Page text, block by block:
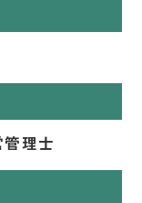
理士